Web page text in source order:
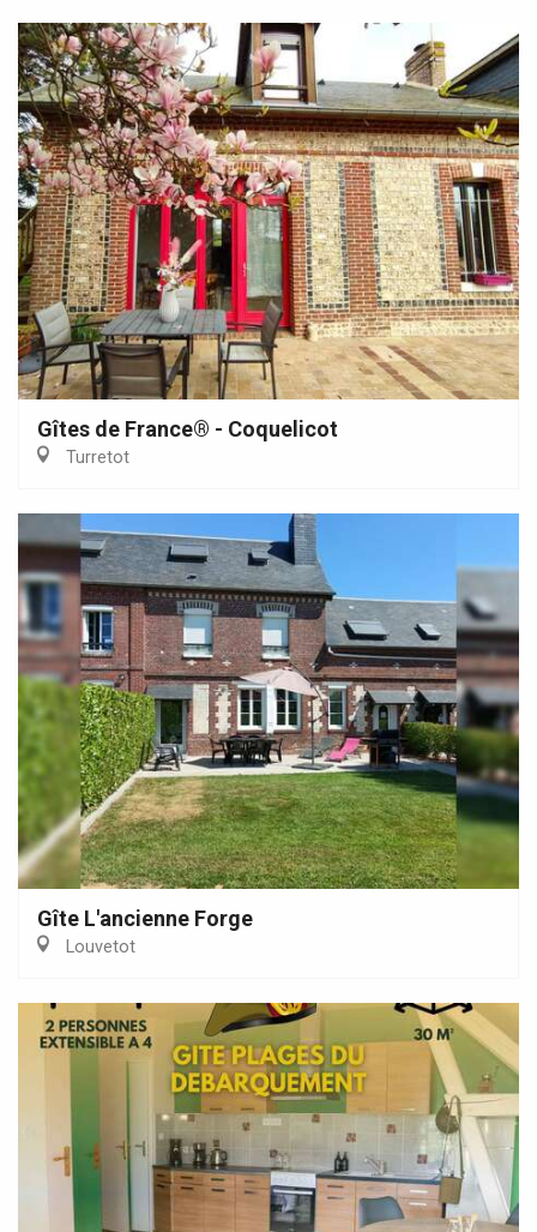
Gîtes de France® - Coquelicot
Turretot
Gîte L'ancienne Forge
Louvetot